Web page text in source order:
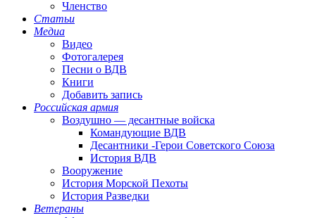
Членство
Статьи
Медиа
Видео
Фотогалерея
Песни о ВДВ
Книги
Добавить запись
Российская армия
Воздушно — десантные войска
Командующие ВДВ
Десантники -Герои Советского Союза
История ВДВ
Вооружение
История Морской Пехоты
История Разведки
Ветераны